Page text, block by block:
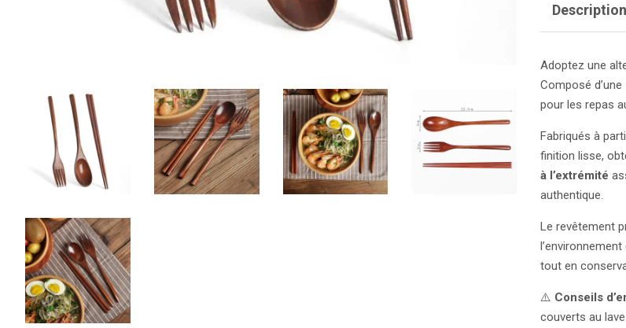
Description
Adoptez une
Composé d’une
pour les repas
Fabriqués à
finition lisse,
à l’extrémité
authentique.
Le revêtement
tout en
⚠️ Conseils
couverts au